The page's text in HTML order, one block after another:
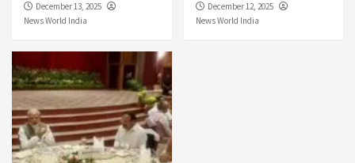
December 13, 2025
News World India
December 12, 2025
News World India